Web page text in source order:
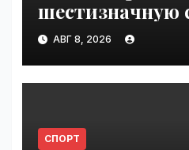
шестизначную
любовнице
VseTime.ru
АВГ 8, 2026
СПОРТ